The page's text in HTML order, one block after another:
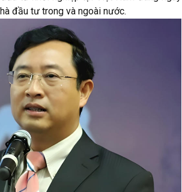
đầu tư trong và ngoài nước.